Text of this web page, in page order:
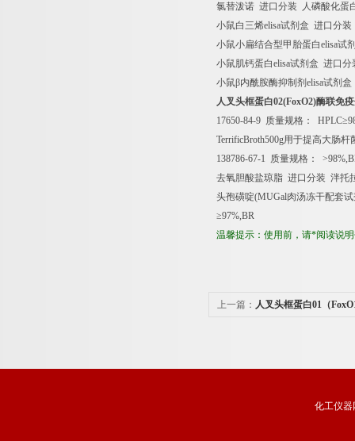
氯替泼诺 进口分装
人磷酸化蛋
小鼠白三烯elisa试剂盒 进口分装
小鼠小扁结合型甲胎蛋白elisa试
小鼠肌钙蛋白elisa试剂盒 进口分
小鼠β内酰胺酶抑制剂 elisa试剂盒
人叉头框蛋白02(FoxO2)酶联免
17650-84-9 质量规格： HPLC≥
TerrificBroth500g用于提高大肠杆
138786-67-1 质量规格：
去氧胆酸盐琼脂 进口分装 泮托
头孢磺啶(MUGal肉汤冻干配套
≥97%,BR
温馨提示：使用前，请*阅读说
上一篇： 人叉头框蛋白01（
化工仪器